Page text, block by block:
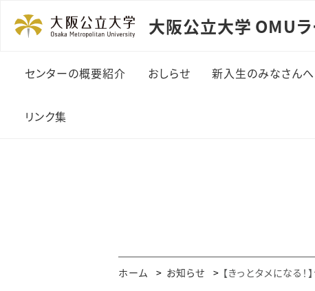
大阪公立大学 OMU
センターの概要紹介 おしらせ 新入生のみなさんへ
リンク集
ホーム お知らせ 【きっとタメになる